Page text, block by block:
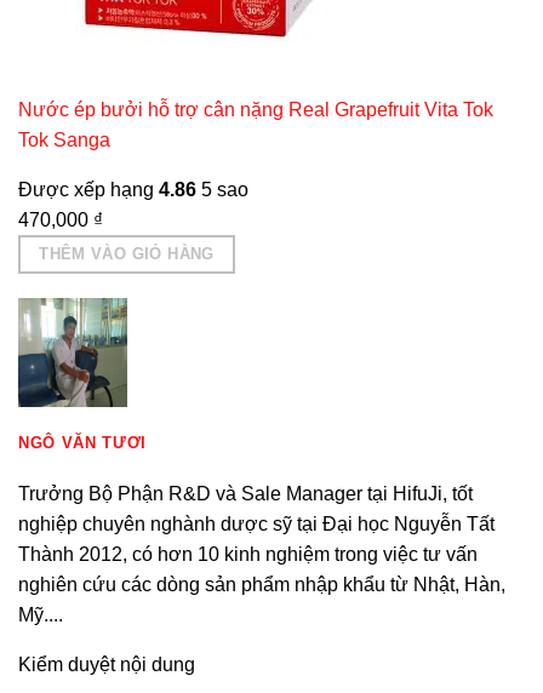
Nước ép bưởi hỗ trợ cân nặng Real Grapefruit Vita Tok
Tok Sanga
Được xếp hạng 4.865 sao
470,000 ₫
THÊM VÀO GIỎ HÀNG
NGÔ VĂN TƯƠI
Trưởng Bộ Phận R&D và Sale Manager tại HifuJi, tốt
nghiệp chuyên nghành dược sỹ tại Đại học Nguyễn Tất
Thành 2012, có hơn 10 kinh nghiệm trong việc tư vấn
nghiên cứu các dòng sản phẩm nhập khẩu từ Nhật, Hàn,
Mỹ....
Kiểm duyệt nội dung